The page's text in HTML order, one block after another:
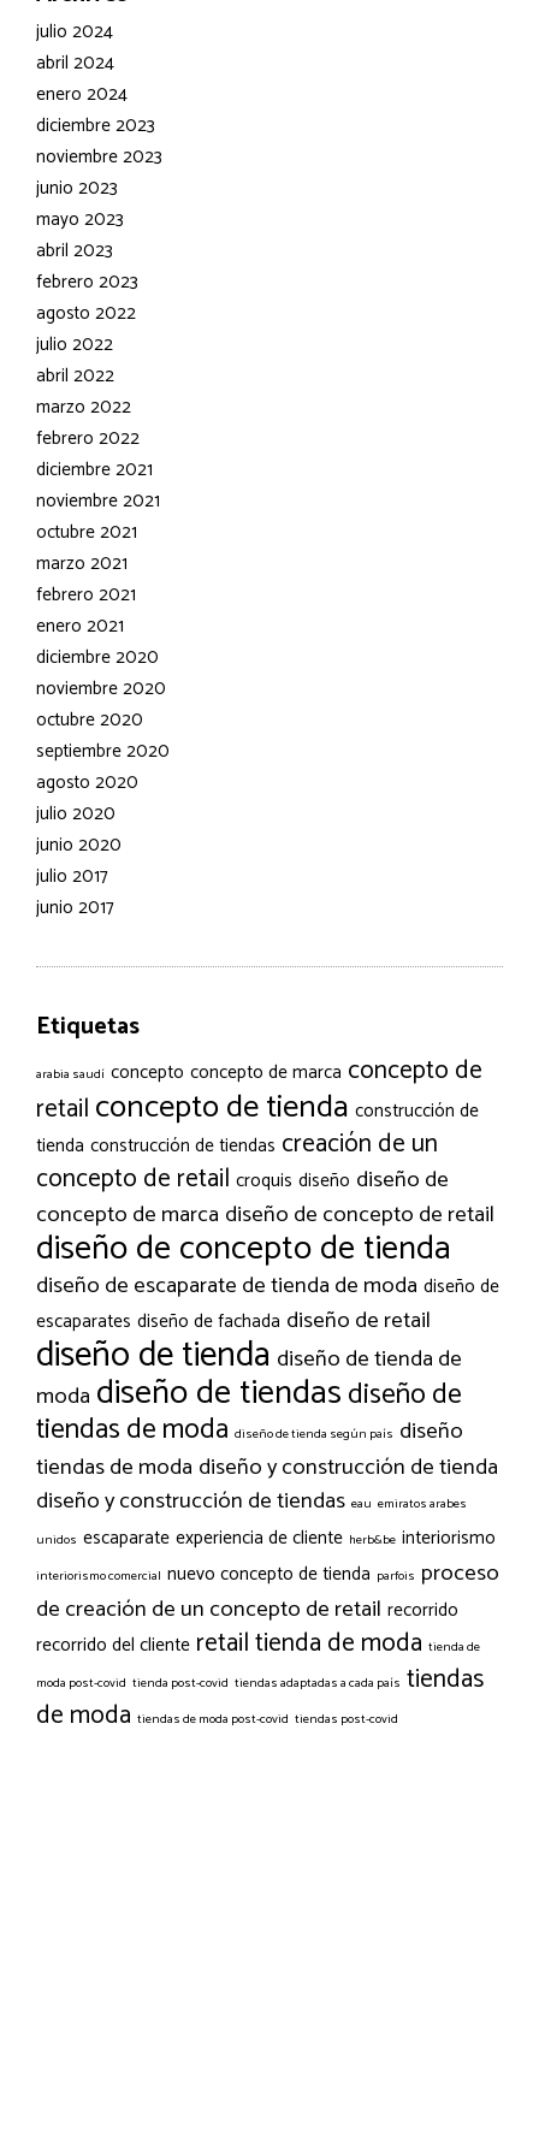
julio 2024
abril 2024
enero 2024
diciembre 2023
noviembre 2023
junio 2023
mayo 2023
abril 2023
febrero 2023
agosto 2022
julio 2022
abril 2022
marzo 2022
febrero 2022
diciembre 2021
noviembre 2021
octubre 2021
marzo 2021
febrero 2021
enero 2021
diciembre 2020
noviembre 2020
octubre 2020
septiembre 2020
agosto 2020
julio 2020
junio 2020
julio 2017
junio 2017
Etiquetas
arabia saudí concepto concepto de marca concepto de
retail concepto de tienda construcción de
tienda construcción de tiendas creación de un
concepto de retail croquis diseño diseño de
concepto de marca diseño de concepto de retail
diseño de concepto de tienda
diseño de escaparate de tienda de moda diseño de
escaparates diseño de fachada diseño de retail
diseño de tienda diseño de tienda de
moda diseño de tiendasdiseño de
tiendas de moda diseño de tienda según país diseño
tiendas de moda diseño y construcción de tienda
diseño y construcción de tiendas eau emiratos arabes
unidos escaparate experiencia de cliente herb&be interiorismo
interiorismo comercial nuevo concepto de tienda parfois proceso
de creación de un concepto de retail recorrido
recorrido del cliente retailtienda de moda tienda de
moda post-covid tienda post-covid tiendas adaptadas a cada país tiendas
de moda tiendas de moda post-covid tiendas post-covid